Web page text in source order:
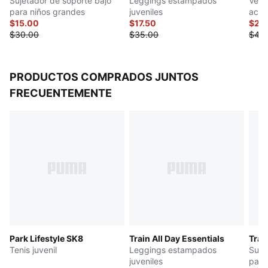
para niños grandes
$15.00
$30.00
juveniles
$17.50
$35.00
PRODUCTOS COMPRADOS JUNTOS
FRECUENTEMENTE
Park Lifestyle SK8
Tenis juvenil
Train All Day Essentials
Leggings estampados
juveniles